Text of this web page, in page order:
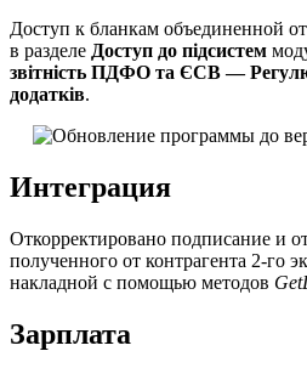
Доступ к бланкам объединенной
в разделе Доступ до підсистем
звітність ПДФО та ЄСВ —
додатків.
Интеграция
Откорректировано подписание и
полученного от контрагента 2-го
накладной с помощью методов
Зарплата